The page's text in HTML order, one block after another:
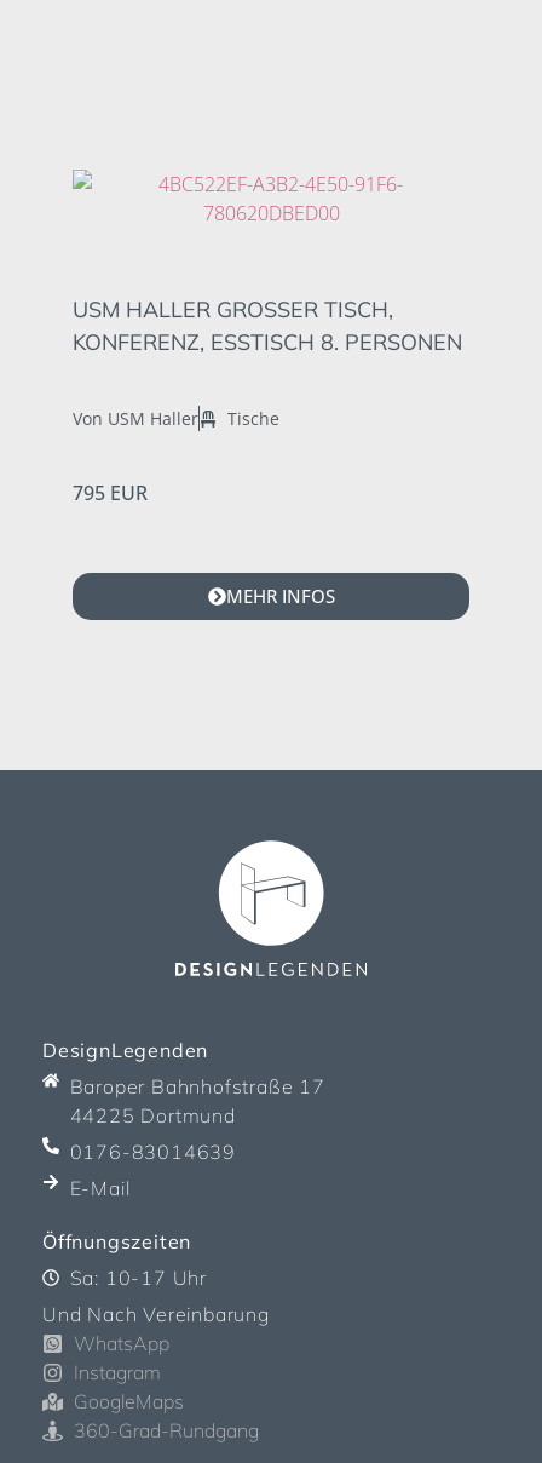
USM HALLER GROSSER TISCH, K
ONFERENZ, ESSTISCH 8. PERSONEN
Von USM Haller Tische
795 EUR
MEHR INFOS
DesignLegenden
Baroper Bahnhofstraße 17
44225 Dortmund
0176-83014639
E-Mail
Öffnungszeiten
Sa: 10-17 Uhr
Und Nach Vereinbarung
WhatsApp
Instagram
GoogleMaps
360-Grad-Rundgang